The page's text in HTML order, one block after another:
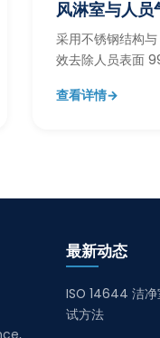
风淋室与人员
采用不锈钢结构
效去除人员表面
查看详情→
最新动态
ISO 14644 洁
试方法